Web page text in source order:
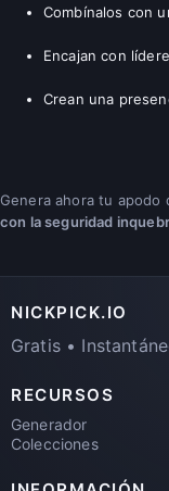
Combínalos con
Encajan con
Crean una
Genera ahora tu
con la seguridad
NICKPICK.IO
Gratis •
RECURSOS
Generador
Colecciones